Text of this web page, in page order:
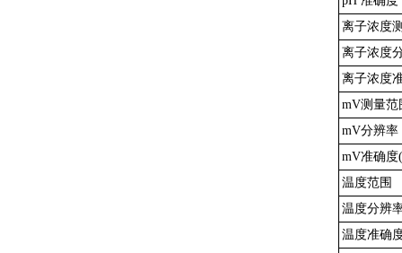
离子浓度
离子浓度
离子浓度
mV测量范
mV分辨率
mV准确度
温度范围
温度分辨
温度准确